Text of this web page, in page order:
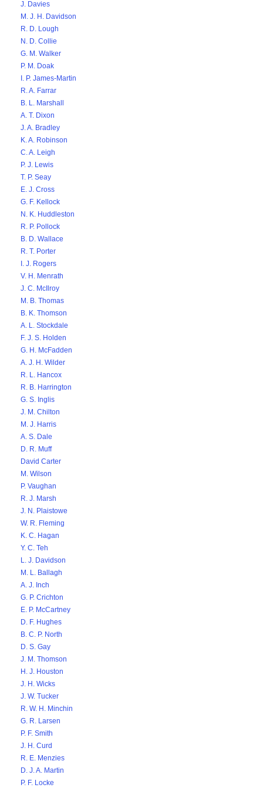
J. Davies
M. J. H. Davidson
R. D. Lough
N. D. Collie
G. M. Walker
P. M. Doak
I. P. James-Martin
R. A. Farrar
B. L. Marshall
A. T. Dixon
J. A. Bradley
K. A. Robinson
C. A. Leigh
P. J. Lewis
T. P. Seay
E. J. Cross
G. F. Kellock
N. K. Huddleston
R. P. Pollock
B. D. Wallace
R. T. Porter
I. J. Rogers
V. H. Menrath
J. C. McIlroy
M. B. Thomas
B. K. Thomson
A. L. Stockdale
F. J. S. Holden
G. H. McFadden
A. J. H. Wilder
R. L. Hancox
R. B. Harrington
G. S. Inglis
J. M. Chilton
M. J. Harris
A. S. Dale
D. R. Muff
David Carter
M. Wilson
P. Vaughan
R. J. Marsh
J. N. Plaistowe
W. R. Fleming
K. C. Hagan
Y. C. Teh
L. J. Davidson
M. L. Ballagh
A. J. Inch
G. P. Crichton
E. P. McCartney
D. F. Hughes
B. C. P. North
D. S. Gay
J. M. Thomson
H. J. Houston
J. H. Wicks
J. W. Tucker
R. W. H. Minchin
G. R. Larsen
P. F. Smith
J. H. Curd
R. E. Menzies
D. J. A. Martin
P. F. Locke